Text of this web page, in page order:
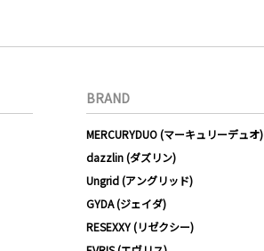
BRAND
MERCURYDUO (マーキュリーデュオ)
dazzlin (ダズリン)
Ungrid (アングリッド)
GYDA (ジェイダ)
RESEXXY (リゼクシー)